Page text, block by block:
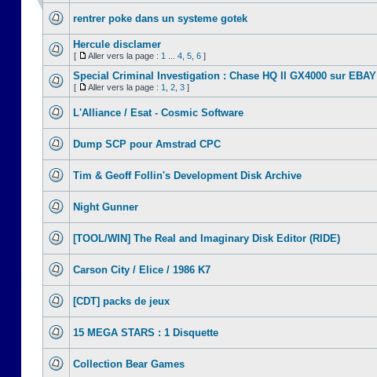
rentrer poke dans un systeme gotek
Hercule disclamer
[ Aller vers la page : 1 4 5 6 ]
Special Criminal Investigation : Chase HQ II GX4000 sur EBAY
[ Aller vers la page : 1 2 3 ]
L'Alliance / Esat - Cosmic Software
Dump SCP pour Amstrad CPC
Tim & Geoff Follin's Development Disk Archive
Night Gunner
[TOOL/WIN] The Real and Imaginary Disk Editor (RIDE)
Carson City / Elice / 1986 K7
[CDT] packs de jeux
15 MEGA STARS : 1 Disquette
Collection Bear Games